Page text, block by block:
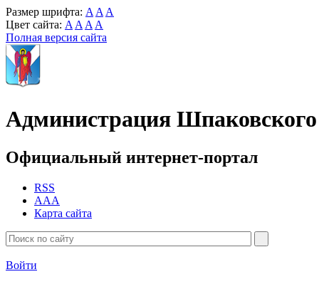
Размер шрифта: A A A
Цвет сайта: A A A A
Полная версия сайта
Администрация
Официальный интернет-портал
RSS
AAA
Карта сайта
Войти